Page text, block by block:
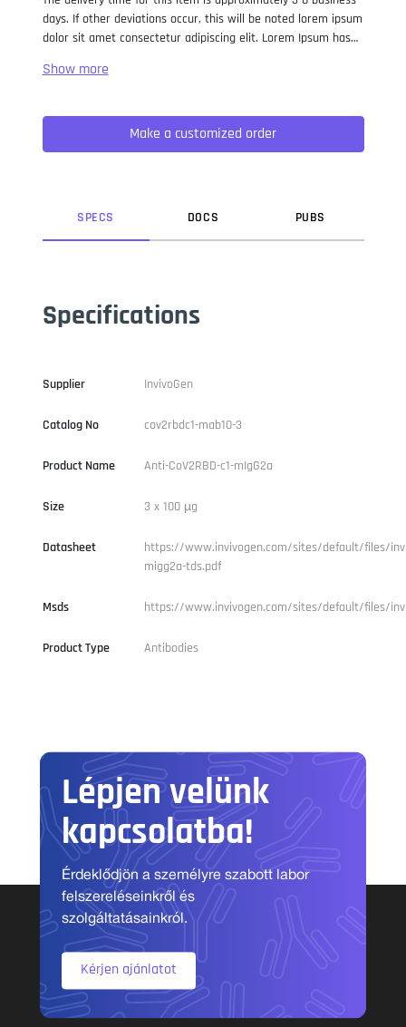
days. If other deviations occur, this will be noted lorem ipsum
dolor sit amet consectetur adipiscing elit. Lorem Ipsum has
when an unknown printer took a galley of type and
not only five centuries, but also the leap into electronic
typesetting, remaining essentially unchanged. It was
popularised in the 1960s with the release of Letraset sheets
Make a customized order
SPECS DOCS PUBS
Specifications
Supplier InvivoGen
Catalog No cov2rbdc1-mab10-3
Product Name Anti-CoV2RBD-c1-mIgG2a
Size 3 x 100 µg
Datasheet
https://www.invivogen.com/sites/default/files/
migg2a-tds.pdf
Msds https://www.invivogen.com/sites/default/files/
Product Type Antibodies
Lépjen velünk
kapcsolatba!
Érdeklődjön a személyre szabott labor
felszereléseinkről és
szolgáltatásainkról.
Kérjen ajánlatot